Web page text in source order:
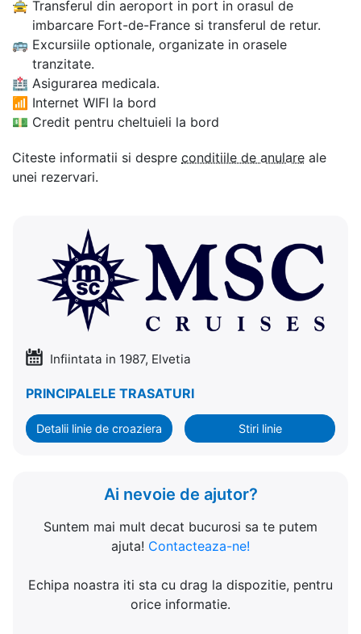
🚖 Transferul din aeroport in port in orasul de
imbarcare Fort-de-France si transferul de retur.
🚌 Excursiile optionale, organizate in orasele
tranzitate.
🏥 Asigurarea medicala.
📶 Internet WIFI la bord
💵 Credit pentru cheltuieli la bord
Citeste informatii si despre conditiile de anulare ale
unei rezervari.
Infiintata in 1987, Elvetia
PRINCIPALELE TRASATURI
Detalii linie de croaziera Stiri linie
Ai nevoie de ajutor?
Suntem mai mult decat bucurosi sa te putem
ajuta! Contacteaza-ne!
Echipa noastra iti sta cu drag la dispozitie, pentru
orice informatie.